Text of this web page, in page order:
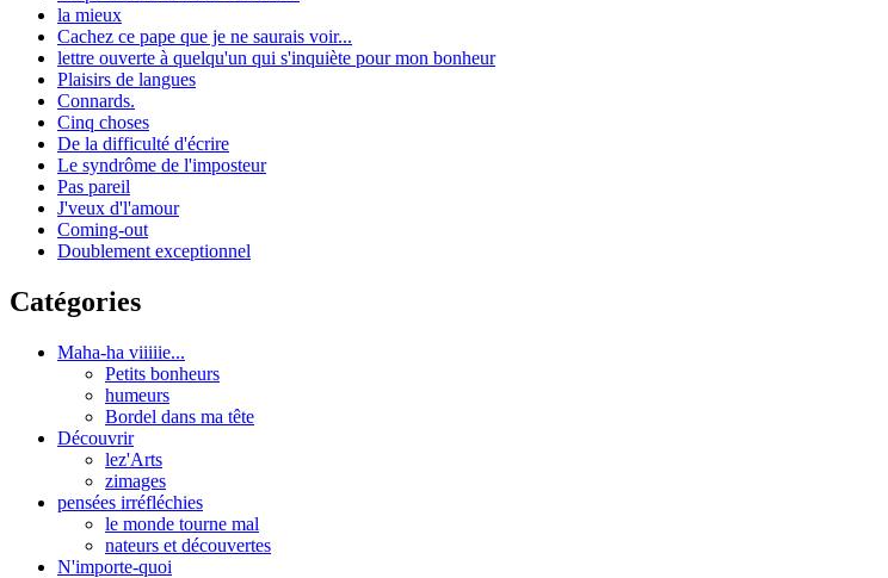
la mieux
Cachez ce pape que je ne saurais voir...
lettre ouverte à quelqu'un qui s'inquiète pour mon bonheur
Plaisirs de langues
Connards.
Cinq choses
De la difficulté d'écrire
Le syndrôme de l'imposteur
Pas pareil
J'veux d'l'amour
Coming-out
Doublement exceptionnel
Catégories
Maha-ha viiiiie...
Petits bonheurs
humeurs
Bordel dans ma tête
Découvrir
lez'Arts
zimages
pensées irréfléchies
le monde tourne mal
nateurs et découvertes
N'importe-quoi